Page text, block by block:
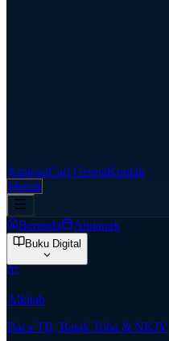
AspirasiCari GerejaKontak
Masuk
Beranda Almanak
Buku Digital
Alkitab
Baca TB, Batak Toba & NKJV